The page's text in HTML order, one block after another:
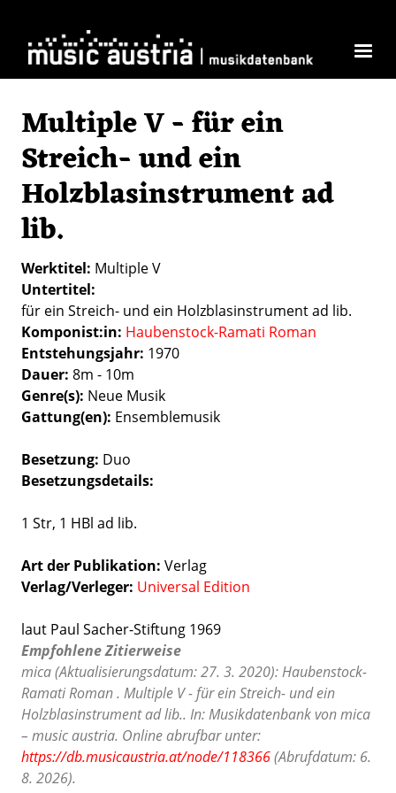
Multiple V - für ein
Streich- und ein
Holzblasinstrument ad
lib.
Werktitel Multiple V
Untertitel
für ein Streich- und ein Holzblasinstrument ad lib.
Komponist:in Haubenstock-Ramati Roman
Entstehungsjahr 1970
Dauer 8m - 10m
Genre(s) Neue Musik
Gattung(en) Ensemblemusik
Besetzung Duo
Besetzungsdetails
1 Str, 1 HBl ad lib.
Art der Publikation Verlag
Verlag/Verleger Universal Edition
laut Paul Sacher-Stiftung 1969
Empfohlene Zitierweise
mica (Aktualisierungsdatum: 27. 3. 2020): Haubenstock-
Ramati Roman . Multiple V - für ein Streich- und ein
Holzblasinstrument ad lib.. In: Musikdatenbank von mica
– music austria. Online abrufbar unter:
https://db.musicaustria.at/node/118366(Abrufdatum: 6.
8. 2026).